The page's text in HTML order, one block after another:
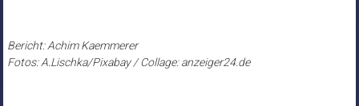
Bericht: Achim Kaemmerer
Fotos: A.Lischka/Pixabay / Collage: anzeiger24.de